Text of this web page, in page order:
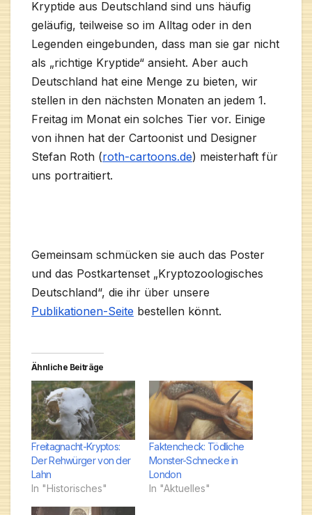
Kryptide aus Deutschland sind uns häufig
geläufig, teilweise so im Alltag oder in den
Legenden eingebunden, dass man sie gar nicht
als „richtige Kryptide“ ansieht. Aber auch
Deutschland hat eine Menge zu bieten, wir
stellen in den nächsten Monaten an jedem 1.
Freitag im Monat ein solches Tier vor. Einige
von ihnen hat der Cartoonist und Designer
Stefan Roth (roth-cartoons.de) meisterhaft für
uns portraitiert.
Gemeinsam schmücken sie auch das Poster
und das Postkartenset „Kryptozoologisches
Deutschland“, die ihr über unsere
Publikationen-Seite bestellen könnt.
Ähnliche Beiträge
Freitagnacht-Kryptos:
Der Rehwürger von der
Lahn
In "Historisches"
Faktencheck: Tödliche
Monster-Schnecke in
London
In "Aktuelles"